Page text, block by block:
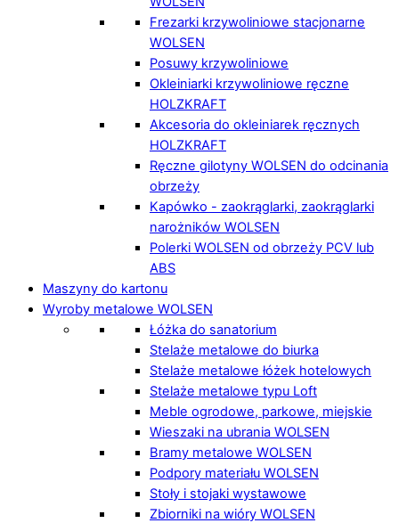
Frezarki krzywoliniowe stacjonarne
WOLSEN
Posuwy krzywoliniowe
Okleiniarki krzywoliniowe ręczne
HOLZKRAFT
Akcesoria do okleiniarek ręcznych
HOLZKRAFT
Ręczne gilotyny WOLSEN do odcinania
obrzeży
Kapówko - zaokrąglarki, zaokrąglarki
narożników WOLSEN
Polerki WOLSEN od obrzeży PCV lub
ABS
Maszyny do kartonu
Wyroby metalowe WOLSEN
Łóżka do sanatorium
Stelaże metalowe do biurka
Stelaże metalowe łóżek hotelowych
Stelaże metalowe typu Loft
Meble ogrodowe, parkowe, miejskie
Wieszaki na ubrania WOLSEN
Bramy metalowe WOLSEN
Podpory materiału WOLSEN
Stoły i stojaki wystawowe
Zbiorniki na wióry WOLSEN